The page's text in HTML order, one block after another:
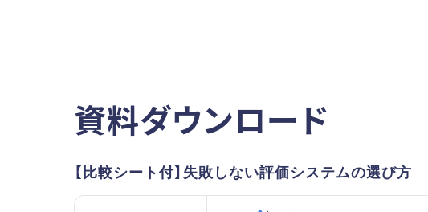
資料ダウンロード
【比較シート付】失敗しない評価システムの選び方